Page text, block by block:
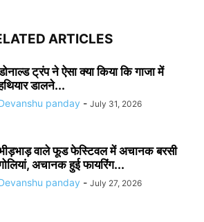
ARTICLES
ट्रंप ने ऐसा क्या किया कि गाजा में
डालने...
panday - July 31, 2026
वाले फूड फेस्टिवल में अचानक बरसी
अचानक हुई फायरिंग...
panday - July 27, 2026